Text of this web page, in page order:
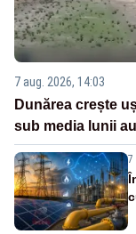
7 aug. 2026, 14:03
Dunărea crește
sub media lunii
7